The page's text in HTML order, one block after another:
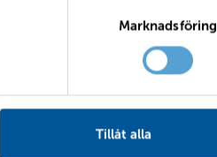
Marknadsföring
Tillåt alla
Hjulskifte ingår